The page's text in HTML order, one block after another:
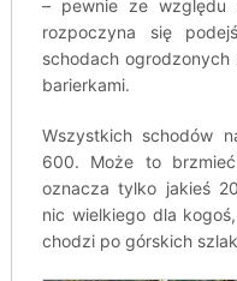
– pewnie ze względu
rozpoczyna się
schodach
barierkami.
Wszystkich schodów
600. Może to
oznacza tylko jakieś
nic wielkiego dla
chodzi po górskich